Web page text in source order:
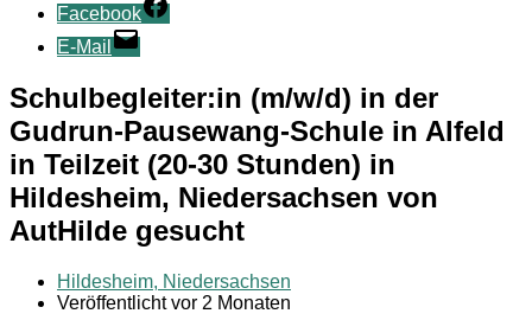
Facebook
E-Mail
Schulbegleiter:in (m/w/d) in der
Gudrun-Pausewang-Schule in Alfeld
in Teilzeit (20-30 Stunden) in
Hildesheim, Niedersachsen von
AutHilde gesucht
Hildesheim, Niedersachsen
Veröffentlicht vor 2 Monaten